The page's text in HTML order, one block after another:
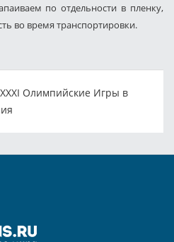
по отдельности в пленку,
во время транспортировки.
Олимпийские Игры в